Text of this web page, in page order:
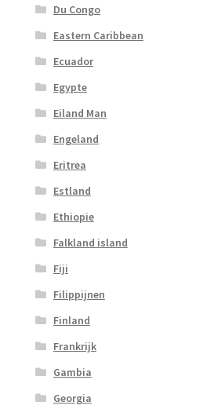
Du Congo
Eastern Caribbean
Ecuador
Egypte
Eiland Man
Engeland
Eritrea
Estland
Ethiopie
Falkland island
Fiji
Filippijnen
Finland
Frankrijk
Gambia
Georgia